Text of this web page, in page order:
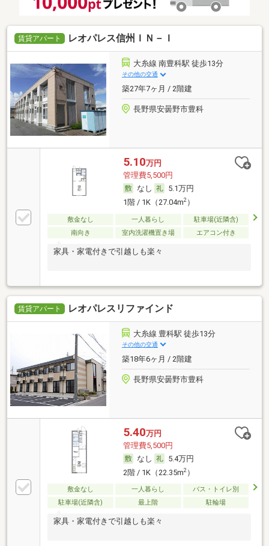
賃貸アパート レオパレス信州ＩＮ－Ｉ
大糸線 南豊科駅 徒歩13分
その他の交通
築27年7ヶ月 / 2階建
長野県安曇野市豊科
5.10万円
管理費5,500円
なし
5.1万円
1階 / 1K（27.04m2）
敷金なし 一人暮らし
駐車場(近隣含)
南向き
室内洗濯機置き場 エアコン付き
家具・家電付きで引越しも楽々
賃貸アパート レオパレスリファインド
大糸線 豊科駅 徒歩13分
その他の交通
築18年6ヶ月 / 2階建
長野県安曇野市豊科
5.40万円
管理費5,500円
なし
5.4万円
2階 / 1K（22.35m2）
敷金なし 一人暮らし
バス・トイレ別
駐車場(近隣含)
最上階 駐輪場
家具・家電付きで引越しも楽々